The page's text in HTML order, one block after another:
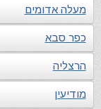
מעלה אדומים
כפר סבא
הרצליה
מודיעין